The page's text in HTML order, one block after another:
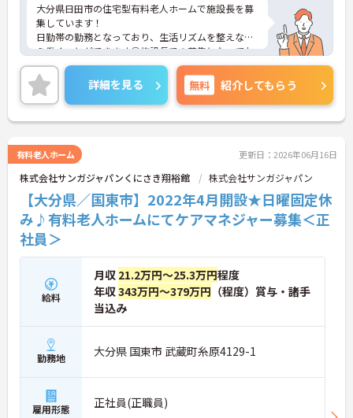
大分県日田市の住宅型有料老人ホームで施設長を募
集しています！
日勤帯の勤務となっており、生活リズムを整えなが
ら働くことができます◎施設長での募集となってお
り、キャリアアップを目指している方や挑戦したい
方にもおすすめです！マイカー通勤も可能となって
おり、無料駐車場も完備されており通勤もラクラク
安心です♪
ご興味のある方は、面接のポイントをお伝えします
詳細を見る 無料 紹介してもらう
有料老人ホーム 更新日：2026年06月16日
株式会社サンガジャパンくにさき翔裕館 株式会社サンガジャパン
【大分県／国東市】2022年4月開設★日曜固定休
み♪有料老人ホームにてケアマネジャー募集＜正
社員＞
給料
月収 21.2万円～25.3万円程度
年収343万円～379万円 （程度）賞与・諸手
当込み
勤務地 大分県 国東市 武蔵町糸原4129-1
雇用形態 正社員(正職員)